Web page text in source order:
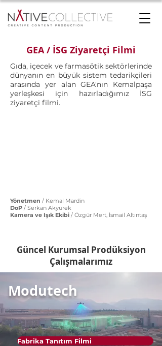
GEA / İSG Ziyaretçi Filmi
Gıda, içecek ve farmasötik sektörlerinde
dünyanın en büyük sistem tedarikçileri
arasında yer alan GEA'nın Kemalpaşa
yerleşkesi için hazırladığımız İSG
ziyaretçi filmi.
Yönetmen / Kemal Mardin
DoP / Serkan Akyürek
Kamera ve Işık Ekibi / Özgür Mert, İsmail Altıntaş
Güncel Kurumsal Prodüksiyon
Çalışmalarımız
Modutech
Fabrika Tanıtım Filmi